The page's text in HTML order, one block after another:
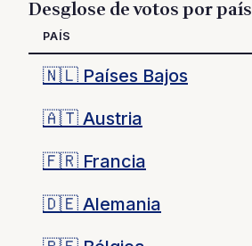
Desglose de votos por país
PAÍS
🇳🇱 Países Bajos
🇦🇹 Austria
🇫🇷 Francia
🇩🇪 Alemania